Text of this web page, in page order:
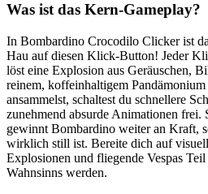
Was ist das Kern-Gameplay?
In Bombardino Crocodilo Clicker ist
Hau auf diesen Klick-Button! Jeder
löst eine Explosion aus Geräuschen,
reinem, koffeinhaltigem
ansammelst, schaltest du schnellere
zunehmend absurde Animationen frei.
gewinnt Bombardino weiter an Kraft,
wirklich still ist. Bereite dich auf
Explosionen und fliegende Vespas
Wahnsinns werden.